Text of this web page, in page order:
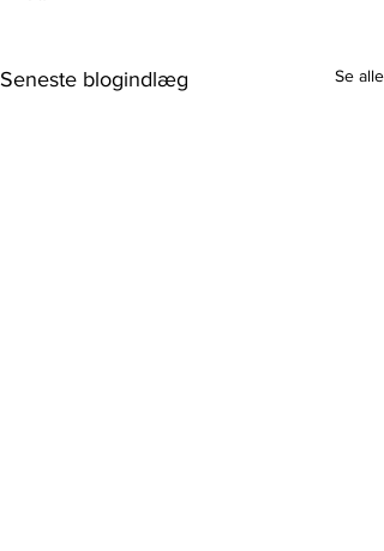
Seneste blogindlæg Se alle